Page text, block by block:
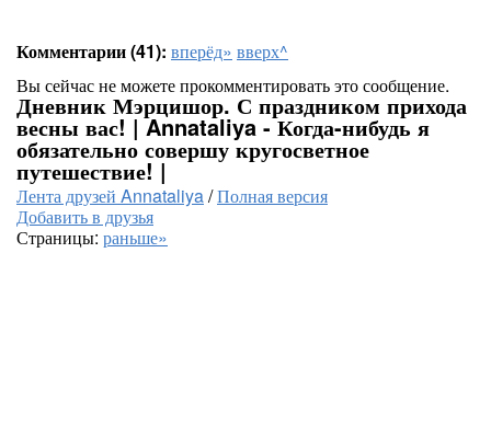
Комментарии (41): вперёд» вверх^
Вы сейчас не можете прокомментировать это сообщение.
Дневник Мэрцишор. С праздником прихода
весны вас! | Annataliya - Когда-нибудь я
обязательно совершу кругосветное
путешествие! |
Лента друзей Annataliya/Полная версия
Добавить в друзья
Страницы: раньше»